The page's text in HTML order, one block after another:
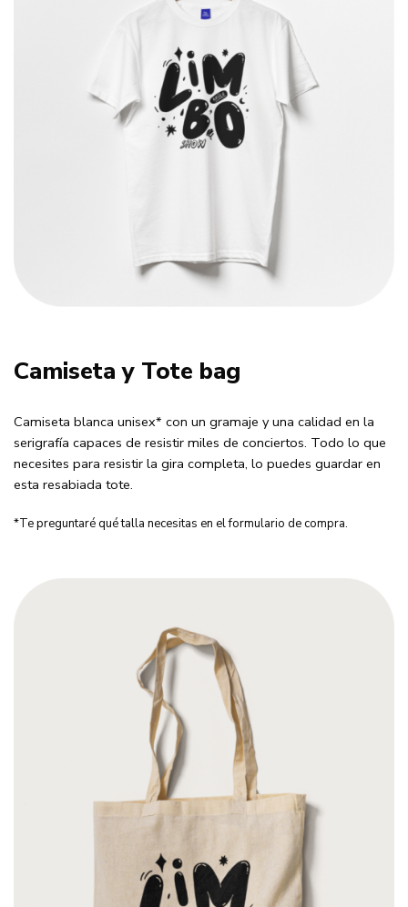
Camiseta y Tote bag
Camiseta blanca unisex* con un gramaje y una calidad en la
serigrafía capaces de resistir miles de conciertos. Todo lo que
necesites para resistir la gira completa, lo puedes guardar en
esta resabiada tote.
*Te preguntaré qué talla necesitas en elformulario de compra.